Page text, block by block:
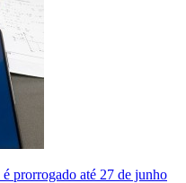
prorrogado até 27 de junho